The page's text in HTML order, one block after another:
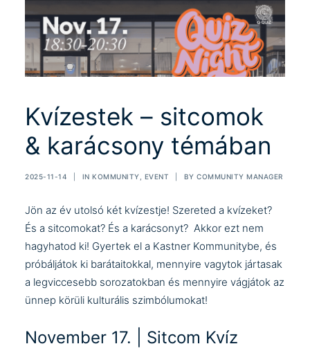
Kvízestek – sitcomok
& karácsony témában
2025-11-14 IN KOMMUNITY EVENT BY COMMUNITY MANAGER
Jön az év utolsó két kvízestje! Szereted a kvízeket?
És a sitcomokat? És a karácsonyt? Akkor ezt nem
hagyhatod ki! Gyertek el a Kastner Kommunitybe, és
próbáljátok ki barátaitokkal, mennyire vagytok jártasak
a legviccesebb sorozatokban és mennyire vágjátok az
ünnep körüli kulturális szimbólumokat!
November 17. | Sitcom Kvíz